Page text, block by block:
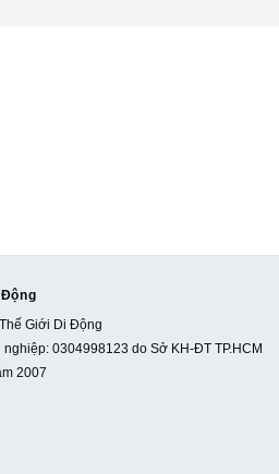
Giới Di Động
0304998123 do Sở KH-ĐT TP.HCM
2007